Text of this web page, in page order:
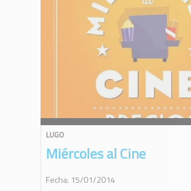
LUGO
Miércoles al Cine
Fecha: 15/01/2014